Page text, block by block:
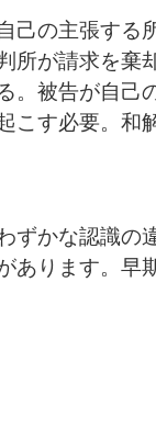
己の主張する
所が請求を棄
。被告が自己
こす必要。和
ずかな認識の
あります。早